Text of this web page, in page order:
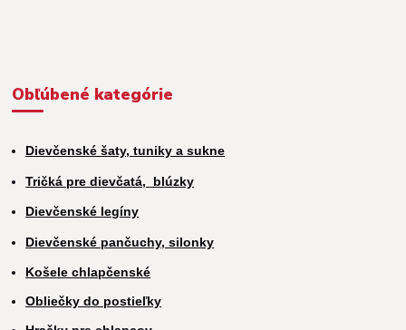
Obľúbené kategórie
Dievčenské šaty, tuniky a sukne
Tričká pre dievčatá, blúzky
Dievčenské legíny
Dievčenské pančuchy, silonky
Košele chlapčenské
Obliečky do postieľky